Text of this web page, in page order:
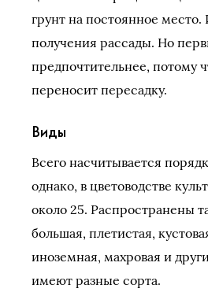
грунт на постоянное
получения рассады. Но
предпочтительнее, потому
переносит пересадку.
Виды
Всего насчитывается
однако, в цветоводстве
около 25. Распространены
большая, плетистая,
иноземная, махровая и
имеют разные сорта.